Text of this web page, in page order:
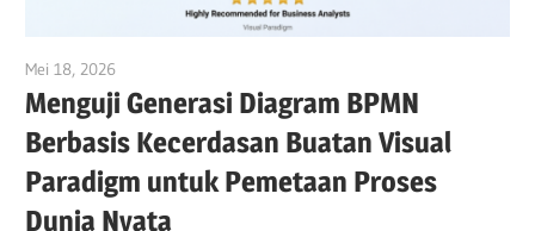
Mei 18, 2026
Menguji Generasi Diagram BPMN
Berbasis Kecerdasan Buatan Visual
Paradigm untuk Pemetaan Proses
Dunia Nyata